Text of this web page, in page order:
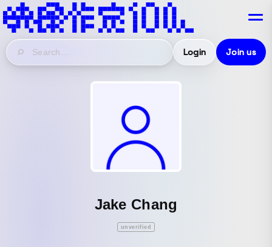
Login Join us
Jake Chang
unverified